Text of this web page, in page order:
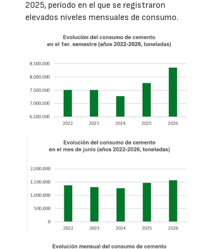
2025, período en el que se registraron
elevados niveles mensuales de consumo.